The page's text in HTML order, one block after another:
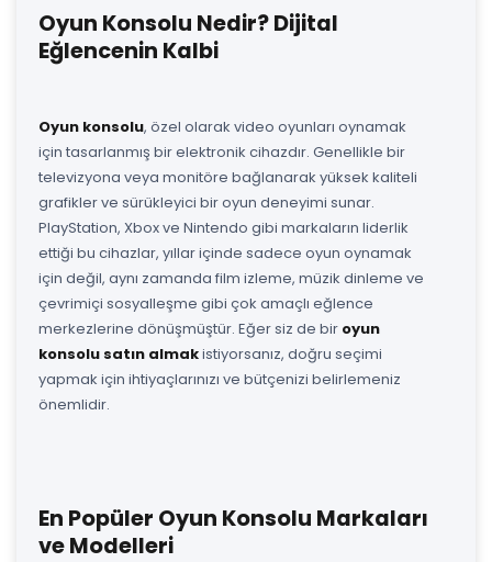
Oyun Konsolu Nedir? Dijital
Eğlencenin Kalbi
Oyun konsolu, özel olarak video oyunları oynamak
için tasarlanmış bir elektronik cihazdır. Genellikle bir
televizyona veya monitöre bağlanarak yüksek kaliteli
grafikler ve sürükleyici bir oyun deneyimi sunar.
PlayStation, Xbox ve Nintendo gibi markaların liderlik
ettiği bu cihazlar, yıllar içinde sadece oyun oynamak
için değil, aynı zamanda film izleme, müzik dinleme ve
çevrimiçi sosyalleşme gibi çok amaçlı eğlence
merkezlerine dönüşmüştür. Eğer siz de bir oyun
konsolu satın almakistiyorsanız, doğru seçimi
yapmak için ihtiyaçlarınızı ve bütçenizi belirlemeniz
önemlidir.
En Popüler Oyun Konsolu Markaları
ve Modelleri